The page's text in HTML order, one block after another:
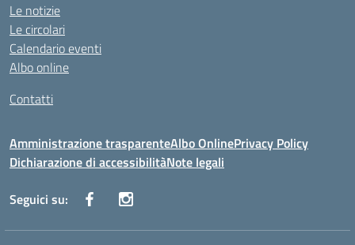
Le notizie
Le circolari
Calendario eventi
Albo online
Contatti
Amministrazione trasparenteAlbo OnlinePrivacy Policy
Dichiarazione di accessibilitàNote legali
Seguici su: